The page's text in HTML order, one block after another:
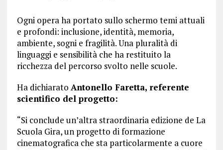
Ogni opera ha portato sullo schermo temi attuali
e profondi: inclusione, identità, memoria,
ambiente, sogni e fragilità. Una pluralità di
linguaggi e sensibilità che ha restituito la
ricchezza del percorso svolto nelle scuole.
Ha dichiarato Antonello Faretta, referente
scientifico del progetto:
“Si conclude un’altra straordinaria edizione de La
Scuola Gira, un progetto di formazione
cinematografica che sta particolarmente a cuore